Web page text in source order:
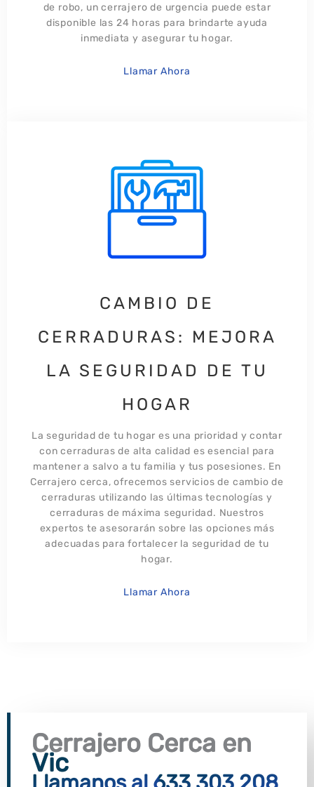
de robo, un cerrajero de urgencia puede estar
disponible las 24 horas para brindarte ayuda
inmediata y asegurar tu hogar.​
Llamar Ahora
CAMBIO DE
CERRADURAS: MEJORA
LA SEGURIDAD DE TU
HOGAR​
La seguridad de tu hogar es una prioridad y contar
con cerraduras de alta calidad es esencial para
mantener a salvo a tu familia y tus posesiones. En
Cerrajero cerca, ofrecemos servicios de cambio de
cerraduras utilizando las últimas tecnologías y
cerraduras de máxima seguridad. Nuestros
expertos te asesorarán sobre las opciones más
adecuadas para fortalecer la seguridad de tu
hogar.
Llamar Ahora
Cerrajero Cerca en
Vic